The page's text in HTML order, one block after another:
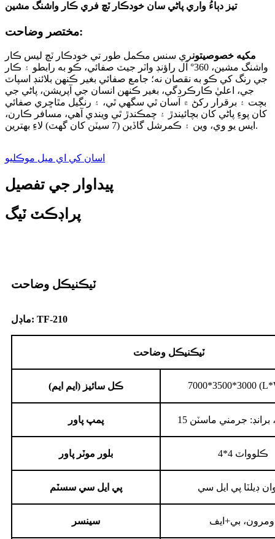
تيز دٻاءُ واري پاڻي سان خودڪار ٽچ فري ڪار واشنگ مشين
مختصر وضاحت:
مکيه خصوصيتونري سنس مڪمل طور تي خودڪار ٽچ لیس ڪار
واشنگ مشين، 360° آل راؤنڊ واٽر جيٽ صفائي، ڪو به رابطو ۽ ڪار
جي رنگ کي ڪو به نقصان نه؛ جامع صفائي بغير ڪنهن بلائنڊ اسپاٽ
جي، اعليٰ ڪارڪردگي، بغير ڪنهن انسان جي آپريشن، پاڻي جي
بچت ۽ برقرار رکڻ ۾ آسان ٿي سگهي ٿي، ۽ رنگيل مٿاڇري صفائي
کان پوءِ پاڻي کان بچائيندڙ ۽ چمڪندڙ ٿي ويندي آهي، مسافر ڪارن،
ايس يو وي، وين ۽ ڪمرشل گاڏين (7 سيٽن کان گهٽ) لاءِ بهترين.
اسان کي اي ميل موڪليو
پيداوار جي تفصيل
پراڊڪٽ ٽيگ
ٽيڪنيڪل وضاحت
ماڊل: TF-210
ٽيڪنيڪل وضاحت
ڪل سائيز (ايم ايم) 7000*3500*3000
پمپ پاور برانڊ: جرمني ماسٽن
بلور موٽر پاور 4*4 ڪلوواٽ
پي ايل سي سسٽم ڊيلٽا پي ايل سي
سينسر بي+ايف